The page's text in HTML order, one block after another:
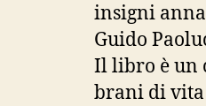
insigni
Guido
Il libro è un
brani di vita